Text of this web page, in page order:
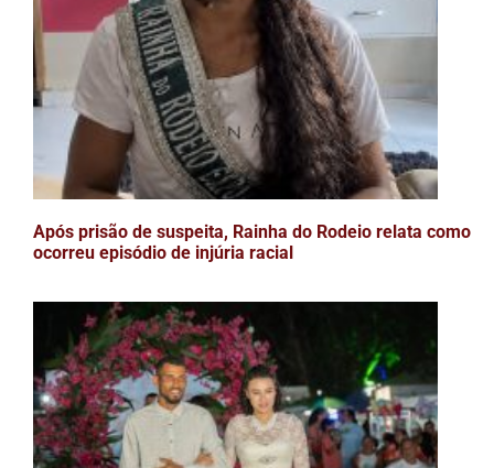
Após prisão de suspeita, Rainha do Rodeio relata como
ocorreu episódio de injúria racial